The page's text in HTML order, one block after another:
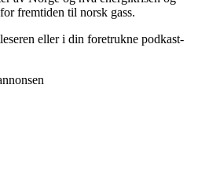
fremtiden til norsk gass.
eller i din foretrukne podkast-